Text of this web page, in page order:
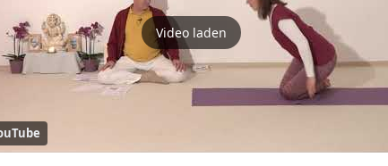
Video laden